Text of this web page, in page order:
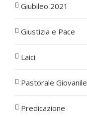
Giubileo 2021
Giustizia e Pace
Laici
Pastorale Giovanile
Predicazione